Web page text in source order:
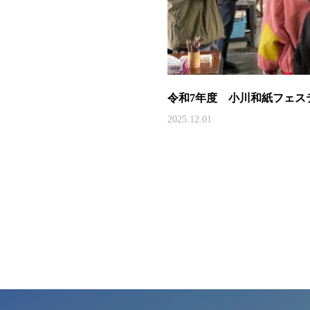
令和7年度 小川和紙フェス
2025.12.01